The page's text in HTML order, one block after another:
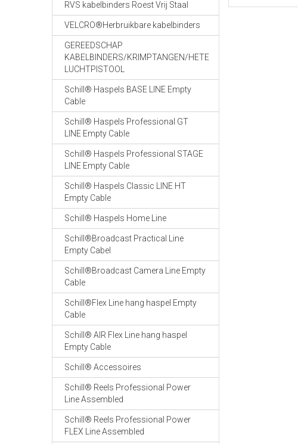
RVS kabelbinders Roest Vrij Staal
VELCRO®Herbruikbare kabelbinders
GEREEDSCHAP
KABELBINDERS/KRIMPTANGEN/HETE
LUCHTPISTOOL
Schill® Haspels BASE LINE Empty
Cable
Schill® Haspels Professional GT
LINE Empty Cable
Schill® Haspels Professional STAGE
LINE Empty Cable
Schill® Haspels Classic LINE HT
Empty Cable
Schill® Haspels Home Line
Schill®Broadcast Practical Line
Empty Cabel
Schill®Broadcast Camera Line Empty
Cable
Schill®Flex Line hang haspel Empty
Cable
Schill® AIR Flex Line hang haspel
Empty Cable
Schill® Accessoires
Schill® Reels Professional Power
Line Assembled
Schill® Reels Professional Power
FLEX Line Assembled